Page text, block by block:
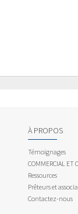
À PROPOS
Témoignages
COMMERCIAL ET
Ressources
Prêteurs et
Contactez-nous